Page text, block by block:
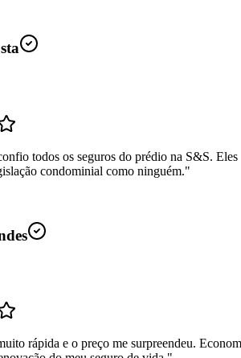
todos os seguros do prédio na S&S. Eles
condominial como ninguém."
rápida e o preço me surpreendeu.